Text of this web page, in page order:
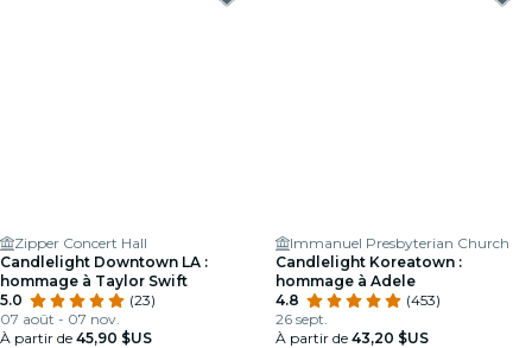
Zipper Concert Hall
Candlelight Downtown LA :
hommage à Taylor Swift
5.0
(23)
07 août - 07 nov.
À partir de 45,90 $US
Immanuel Presbyterian Church
Candlelight Koreatown :
hommage à Adele
4.8
(453)
26 sept.
À partir de 43,20 $US